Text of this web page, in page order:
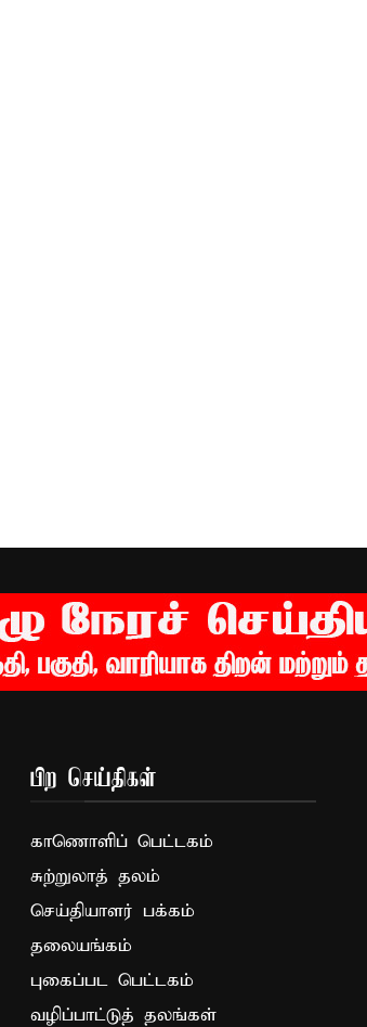
பிற செய்திகள்
காணொளிப் பெட்டகம்
சுற்றுலாத் தலம்
செய்தியாளர் பக்கம்
தலையங்கம்
புகைப்பட பெட்டகம்
வழிப்பாட்டுத் தலங்கள்